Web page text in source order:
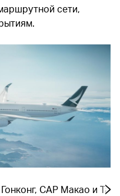
сети,
САР Макао и